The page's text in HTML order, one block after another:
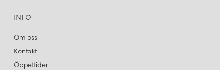
INFO
Om oss
Kontakt
Öppettider